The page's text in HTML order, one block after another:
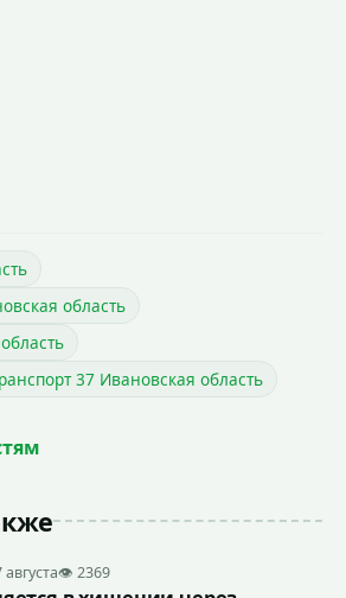
область
37 Ивановская область
августа👁 2369